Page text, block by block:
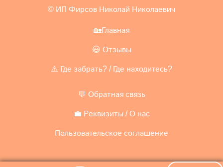
© ИП Фирсов Николай Николаевич
🏡Главная
😃 Отзывы
⚠️ Где забрать? / Где находитесь?
💬 Обратная связь
💼 Реквизиты / О нас
Пользовательское соглашение